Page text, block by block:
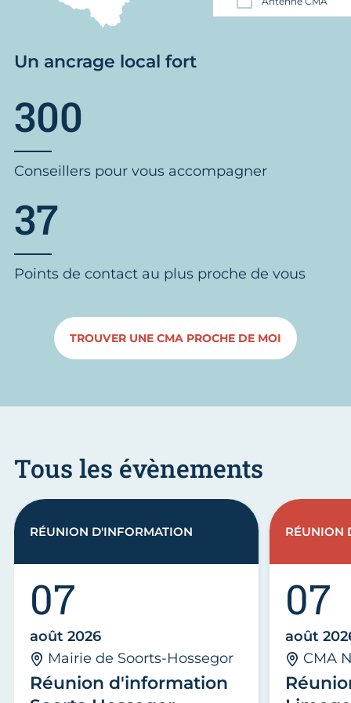
Un ancrage local fort
300
Conseillers pour vous accompagner
37
Points de contact au plus proche de vous
TROUVER UNE CMA PROCHE DE MOI
Tous les évènements
Réunion d'information
07
août 2026
Mairie de Soorts-Hossegor
RÉUNION D'INFORMATION
07
août
CMA
RÉUNION